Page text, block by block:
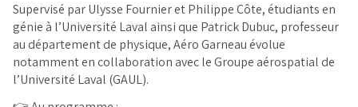
Supervisé par Ulysse Fournier et Philippe Côte, étudiants en
génie à l’Université Laval ainsi que Patrick Dubuc, professeur
au département de physique, Aéro Garneau évolue
notamment en collaboration avec le Groupe aérospatial de
l’Université Laval (GAUL).